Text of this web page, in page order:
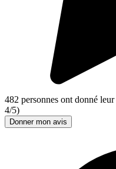
482 personnes ont donné leur
4/5)
Donner mon avis